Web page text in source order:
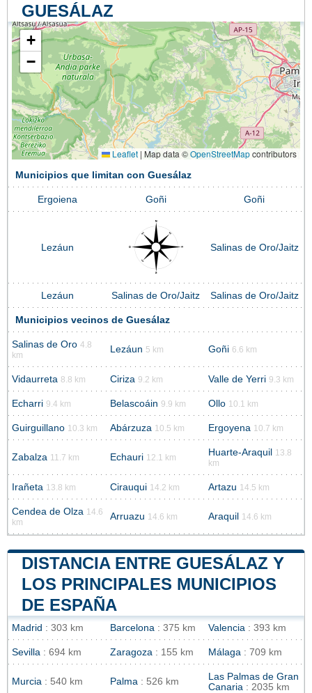
GUESÁLAZ
+
−
Leaflet | Map data ©OpenStreetMapcontributors
Municipios que limitan con Guesálaz
Ergoiena Goñi Goñi
Lezáun Salinas de Oro/Jaitz
Lezáun Salinas de Oro/Jaitz Salinas de Oro/Jaitz
Municipios vecinos de Guesálaz
Salinas de Oro 4.8
km
Lezáun 5 km Goñi 6.6 km
Vidaurreta 8.8 km Ciriza 9.2 km Valle de Yerri 9.3 km
Echarri 9.4 km Belascoáin 9.9 km Ollo 10.1 km
Guirguillano 10.3 km Abárzuza 10.5 km Ergoyena 10.7 km
Zabalza 11.7 km Echauri 12.1 km Huarte-Araquil
13.8
km
Irañeta 13.8 km Cirauqui 14.2 km Artazu 14.5 km
Cendea de Olza 14.6
km
Arruazu 14.6 km Araquil 14.6 km
DISTANCIA ENTRE GUESÁLAZ Y
LOS PRINCIPALES MUNICIPIOS
DE ESPAÑA
Madrid : 303 km Barcelona : 375 km Valencia : 393 km
Sevilla : 694 km Zaragoza : 155 km Málaga : 709 km
Murcia : 540 km Palma : 526 km
Las Palmas de Gran
Canaria : 2035 km